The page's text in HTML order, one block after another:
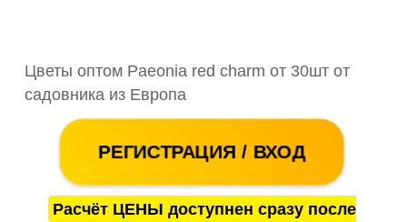
Цветы оптом Paeonia red charm от 30шт от
садовника из Европа
РЕГИСТРАЦИЯ / ВХОД
Расчёт ЦЕНЫ доступнен сразу после